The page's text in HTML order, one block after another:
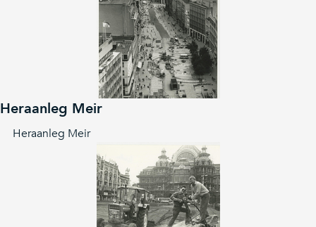
Heraanleg Meir
Heraanleg Meir